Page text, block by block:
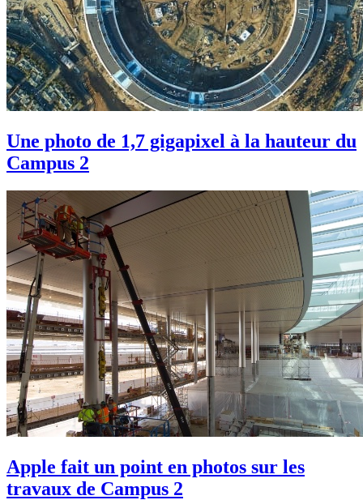
Une photo de 1,7 gigapixel à la hauteur du
Campus 2
Apple fait un point en photos sur les
travaux de Campus 2